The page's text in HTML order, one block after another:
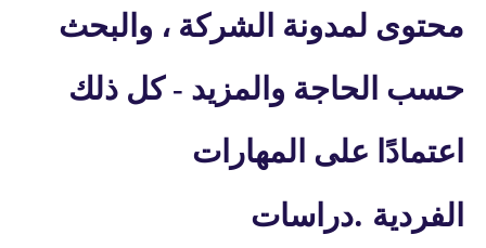
محتوى لمدونة الشركة ، والبحث
حسب الحاجة والمزيد - كل ذلك
اعتمادًا على المهارات
الفردية .دراسات